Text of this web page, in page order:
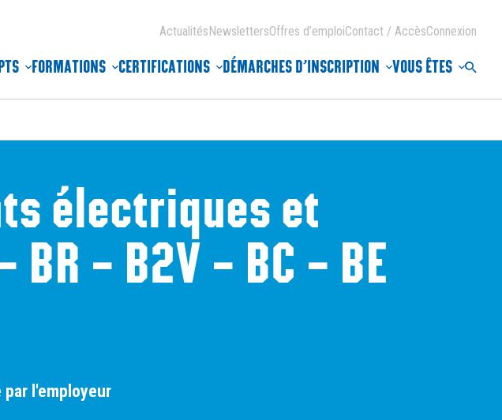
FORMATIONS CERTIFICATIONS DÉMARCHES D’INSCRIPTION VOUS ÊTES
ActualitésNewslettersOffres d’emploiContact / AccèsConnexion
électriques et
– B2V – BC – BE
l'employeur